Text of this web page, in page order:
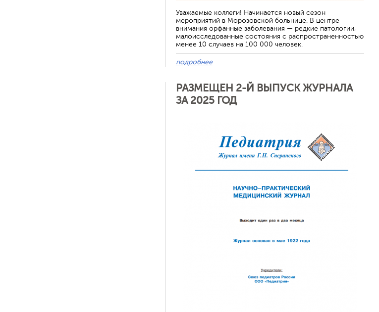
Уважаемые коллеги! Начинается новый сезон
мероприятий в Морозовской больнице. В центре
внимания орфанные заболевания — редкие патологии,
малоисследованные состояния с распространенностью
менее 10 случаев на 100 000 человек.
подробнее
РАЗМЕЩЕН 2-Й ВЫПУСК ЖУРНАЛА
ЗА 2025 ГОД